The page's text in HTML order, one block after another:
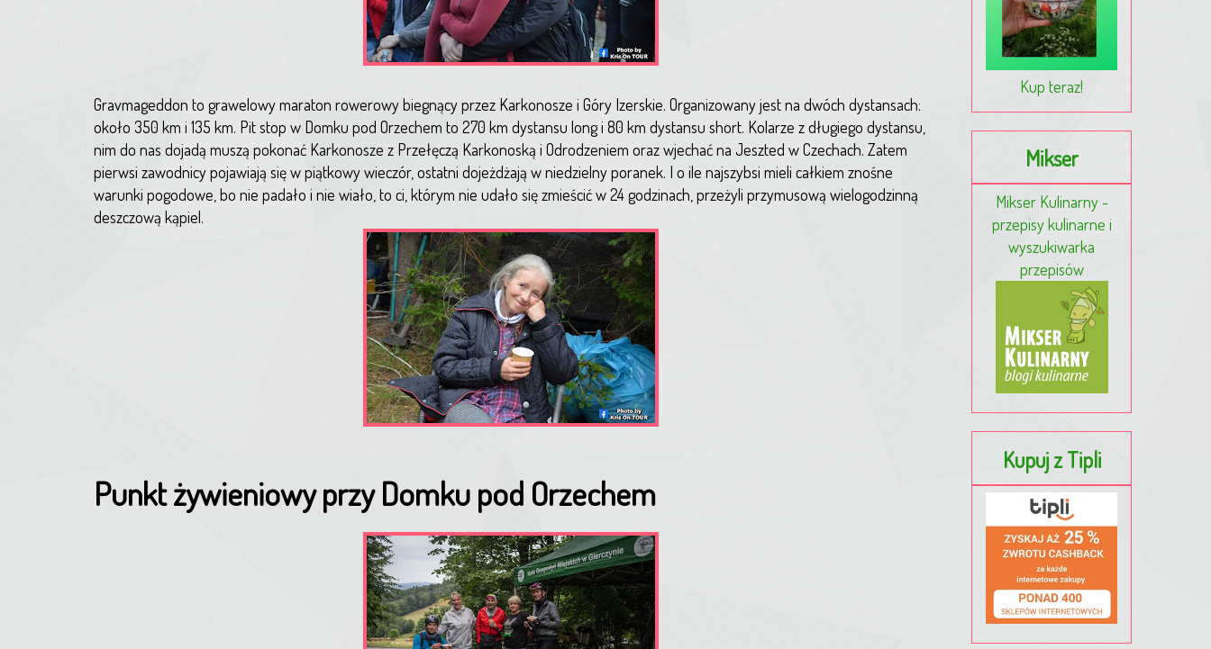
Gravmageddon to grawelowy maraton rowerowy biegnący przez Karkonosze i Góry Izerskie. Organizowany jest na dwóch dystansach:
około 350 km i 135 km. Pit stop w Domku pod Orzechem to 270 km dystansu long i 80 km dystansu short. Kolarze z długiego dystansu,
nim do nas dojadą muszą pokonać Karkonosze z Przełęczą Karkonoską i Odrodzeniem oraz wjechać na Jeszted w Czechach. Zatem
pierwsi zawodnicy pojawiają się w piątkowy wieczór, ostatni dojeżdżają w niedzielny poranek. I o ile najszybsi mieli całkiem znośne
warunki pogodowe, bo nie padało i nie wiało, to ci, którym nie udało się zmieścić w 24 godzinach, przeżyli przymusową wielogodzinną
deszczową kąpiel.
Punkt żywieniowy przy Domku pod Orzechem
Kup teraz!
Mikser
Mikser Kulinarny -
przepisy kulinarne i
wyszukiwarka
przepisów
Kupuj z Tipli